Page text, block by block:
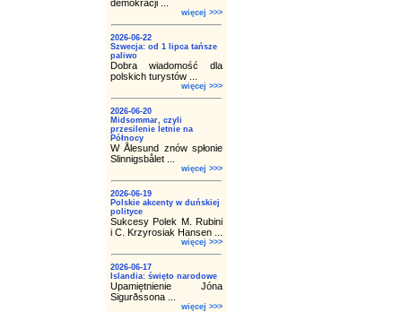
demokracji ...
więcej >>>
2026-06-22
Szwecja: od 1 lipca tańsze
paliwo
Dobra wiadomość dla
polskich turystów ...
więcej >>>
2026-06-20
Midsommar, czyli
przesilenie letnie na
Północy
W Ålesund znów spłonie
Slinnigsbålet ...
więcej >>>
2026-06-19
Polskie akcenty w duńskiej
polityce
Sukcesy Polek M. Rubini
i C. Krzyrosiak Hansen ...
więcej >>>
2026-06-17
Islandia: święto narodowe
Upamiętnienie Jóna
Sigurðssona ...
więcej >>>